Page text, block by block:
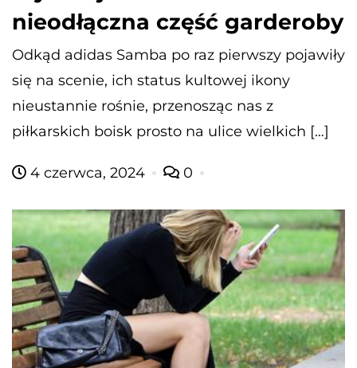
nieodłączna część garderoby
Odkąd adidas Samba po raz pierwszy pojawiły
się na scenie, ich status kultowej ikony
nieustannie rośnie, przenosząc nas z
piłkarskich boisk prosto na ulice wielkich […]
4 czerwca, 2024 0